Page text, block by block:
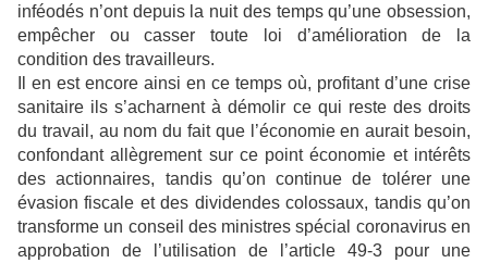
inféodés n’ont depuis la nuit des temps qu’une obsession,
empêcher ou casser toute loi d’amélioration de la
condition des travailleurs.
Il en est encore ainsi en ce temps où, profitant d’une crise
sanitaire ils s’acharnent à démolir ce qui reste des droits
du travail, au nom du fait que l’économie en aurait besoin,
confondant allègrement sur ce point économie et intérêts
des actionnaires, tandis qu’on continue de tolérer une
évasion fiscale et des dividendes colossaux, tandis qu’on
transforme un conseil des ministres spécial coronavirus en
approbation de l’utilisation de l’article 49-3 pour une